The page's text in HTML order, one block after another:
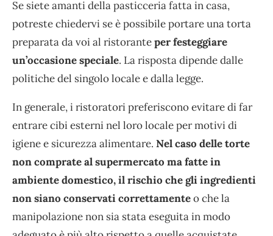
Se siete amanti della pasticceria fatta in casa,
potreste chiedervi se è possibile portare una torta
preparata da voi al ristoranteper festeggiare
un’occasione speciale. La risposta dipende dalle
politiche del singolo locale e dalla legge.
In generale, i ristoratori preferiscono evitare di far
entrare cibi esterni nel loro locale per motivi di
igiene e sicurezza alimentare. Nel caso delle torte
non comprate al supermercato ma fatte in
ambiente domestico, il rischio che gli ingredienti
non siano conservati correttamenteo che la
manipolazione non sia stata eseguita in modo